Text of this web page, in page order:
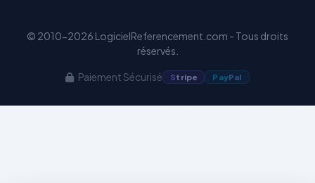
© 2010-2026 LogicielReferencement.com - Tous droits
réservés.
Paiement Sécurisé Stripe PayPal